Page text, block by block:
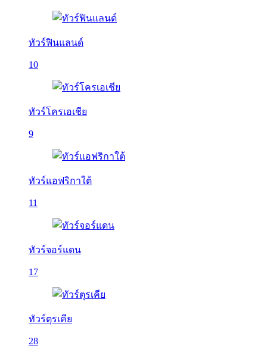
ทัวร์ฟินแลนด์
10
ทัวร์โครเอเชีย
9
ทัวร์แอฟริกาใต้
11
ทัวร์จอร์แดน
17
ทัวร์ตุรเคีย
28